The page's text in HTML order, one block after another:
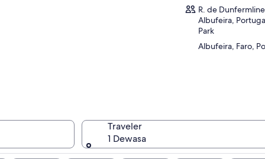
R. de
Albufeira,
Park
Albufeira, Faro,
Traveler
1 Dewasa